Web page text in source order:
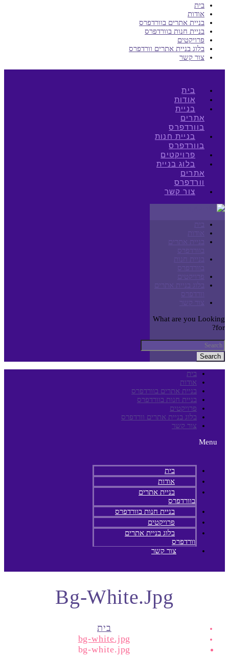
בית
אודות
בניית אתרים בוורדפרס
בניית חנות בוורדפרס
פרויקטים
בלוג בניית אתרים וורדפרס
צור קשר
בית
אודות
בניית
אתרים
בוורדפרס
בניית חנות
בוורדפרס
פרויקטים
בלוג בניית
אתרים
וורדפרס
צור קשר
בית
אודות
בניית אתרים
בוורדפרס
בניית חנות
בוורדפרס
פרויקטים
בלוג בניית אתרים
וורדפרס
צור קשר
What are you Looking
for?
Search
בית
אודות
בניית אתרים בוורדפרס
בניית חנות בוורדפרס
פרויקטים
בלוג בניית אתרים וורדפרס
צור קשר
Menu
בית
אודות
בניית אתרים
בוורדפרס
בניית חנות בוורדפרס
פרויקטים
בלוג בניית אתרים
וורדפרס
צור קשר
Bg-White.jpg
בית
bg-white.jpg
bg-white.jpg